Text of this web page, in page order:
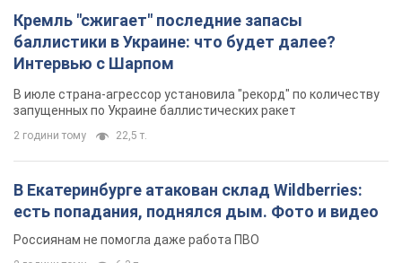
Кремль "сжигает" последние запасы
баллистики в Украине: что будет далее?
Интервью с Шарпом
В июле страна-агрессор установила "рекорд" по количеству
запущенных по Украине баллистических ракет
2 години тому 22,5 т.
В Екатеринбурге атакован склад Wildberries:
есть попадания, поднялся дым. Фото и видео
Россиянам не помогла даже работа ПВО